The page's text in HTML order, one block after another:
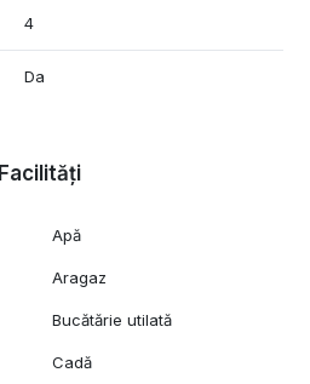
4
Da
Facilități
Apă
Aragaz
Bucătărie utilată
Cadă